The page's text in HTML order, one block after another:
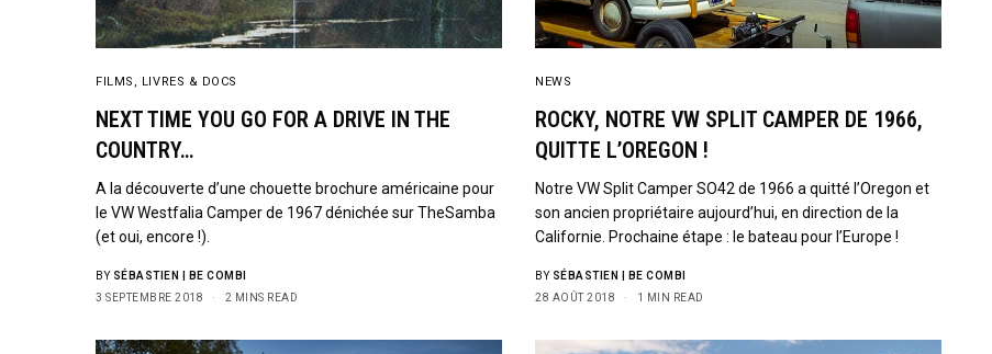
FILMS, LIVRES & DOCS
NEXT TIME YOU GO FOR A DRIVE IN THE
COUNTRY…
A la découverte d’une chouette brochure américaine pour
le VW Westfalia Camper de 1967 dénichée sur TheSamba
(et oui, encore !).
BY SÉBASTIEN | BE COMBI
3 SEPTEMBRE 2018
2 MINS READ
NEWS
ROCKY, NOTRE VW SPLIT CAMPER DE 1966,
QUITTE L’OREGON !
Notre VW Split Camper SO42 de 1966 a quitté l’Oregon et
son ancien propriétaire aujourd’hui, en direction de la
Californie. Prochaine étape : le bateau pour l’Europe !
BY SÉBASTIEN | BE COMBI
28 AOÛT 2018
1 MIN READ